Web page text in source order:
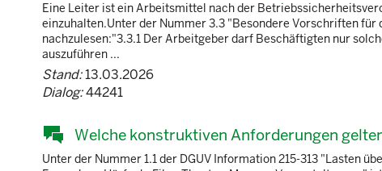
Eine Leiter ist ein Arbeitsmittel nach der
einzuhalten.Unter der Nummer 3.3 "Besondere Vorschriften für
nachzulesen:"3.3.1 Der Arbeitgeber darf Beschäftigten nur
auszuführen ...
Stand:13.03.2026
Dialog:44241
Welche konstruktiven Anforderungen
Unter der Nummer 1.1 der DGUV Information 215-313 "Lasten